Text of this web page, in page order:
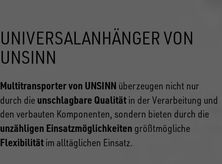
UNIVERSALANHÄNGER VON
UNSINN
Multitransporter von UNSINN überzeugen nicht nur
durch die unschlagbare Qualität in der Verarbeitung und
den verbauten Komponenten, sondern bieten durch die
unzähligen Einsatzmöglichkeiten größtmögliche
Flexibilität im alltäglichen Einsatz.